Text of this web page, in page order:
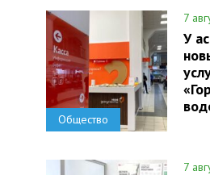
Общество
7
У
7